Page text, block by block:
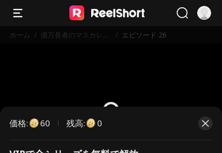
ホーム / 億万長者のマスカレー
/ エピソード 26
価格: 60 残高: 0